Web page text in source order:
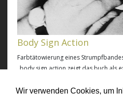
Wir verwenden Cookies, um
Body Sign Action
Farbtätowierung eines
„body sign action zeigt das buch als
menschen. auch der mensch ist ein